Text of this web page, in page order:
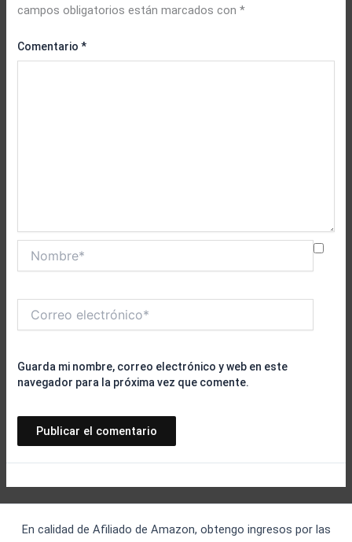
campos obligatorios están marcados con*
Comentario*
electrónico*
Guarda mi nombre, correo electrónico y web en este
navegador para la próxima vez que comente.
En calidad de Afiliado de Amazon, obtengo ingresos por las